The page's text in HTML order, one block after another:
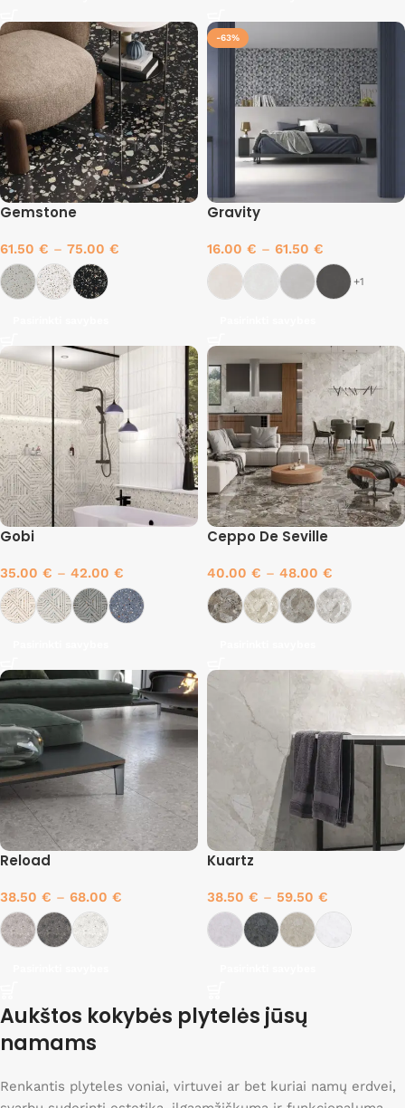
Gemstone
61.50 € – 75.00 €
-63%
Gravity
16.00 € – 61.50 €
+1
Gobi
35.00 € – 42.00 €
Ceppo De Seville
40.00 € – 48.00 €
Reload
38.50 € – 68.00 €
Kuartz
38.50 € – 59.50 €
Aukštos kokybės plytelės jūsų
namams
Renkantis plyteles voniai, virtuvei ar bet kuriai namų erdvei,